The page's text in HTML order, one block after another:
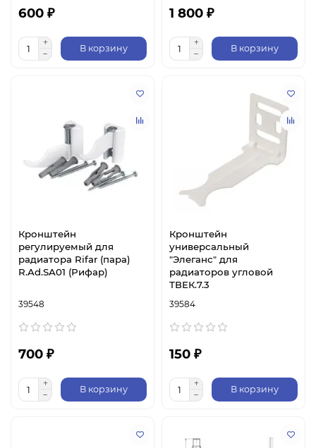
600 ₽
В корзину
1 800 ₽
В корзину
Кронштейн
регулируемый для
радиатора Rifar (пара)
R.Ad.SA01 (Рифар)
39548
700 ₽
В корзину
Кронштейн
универсальный
"Элеганс" для
радиаторов угловой
ТВЕК.7.3
39584
150 ₽
В корзину